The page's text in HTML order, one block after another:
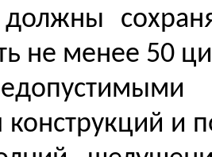
не менее 50
конструкций и